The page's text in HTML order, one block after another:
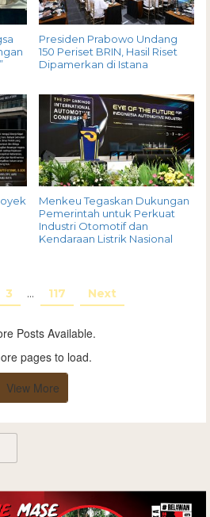
Presiden Prabowo Undang
150 Periset BRIN, Hasil Riset
Dipamerkan di Istana
Menkeu Tegaskan Dukungan
Pemerintah untuk Perkuat
Industri Otomotif dan
Kendaraan Listrik Nasional
3 … 117 Next
Posts Available.
pages to load.
View More